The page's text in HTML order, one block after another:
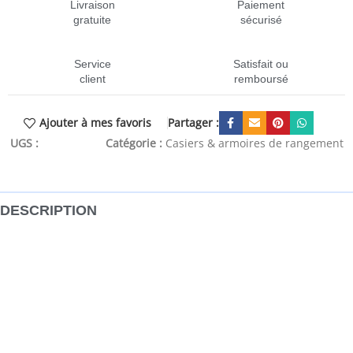
Livraison
gratuite
Paiement
sécurisé
Service
client
Satisfait ou
remboursé
Ajouter à mes favoris
Partager :
UGS :
Catégorie : Casiers & armoires de rangement
DESCRIPTION